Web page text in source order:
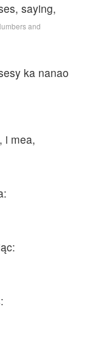
saying,
and
ka nanao
i mea,